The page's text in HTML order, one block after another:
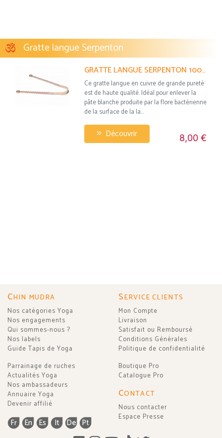
Gratte langue Serpenton
GRATTE LANGUE SERPENTON 100% CUIVRE
Ce gratte langue en cuivre de grande pureté
est de haute qualité. Idéal pour enlever la
pâte blanche produite par la flore bactérienne
de la surface de la la...
Découvrir 8,00 €
CHIN MUDRA
Nos catégories Yoga
Nos engagements
Qui sommes-nous ?
Nos labels
Guide Tapis de Yoga
Parrainage de ruches
Actualités Yoga
Nos ambassadeurs
Annuaire Yoga
Devenir affilié
Fr En Es It De Pt
SERVICE CLIENTS
Mon Compte
Livraison
Satisfait ou Remboursé
Conditions Générales
Politique de confidentialité
Boutique Pro
Catalogue Pro
CONTACT
Nous contacter
Espace Presse